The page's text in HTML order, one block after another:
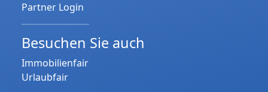
Partner Login
Besuchen Sie auch
Immobilienfair
Urlaubfair